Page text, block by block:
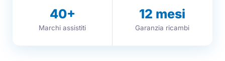
40+
Marchi assistiti
12 mesi
Garanzia ricambi